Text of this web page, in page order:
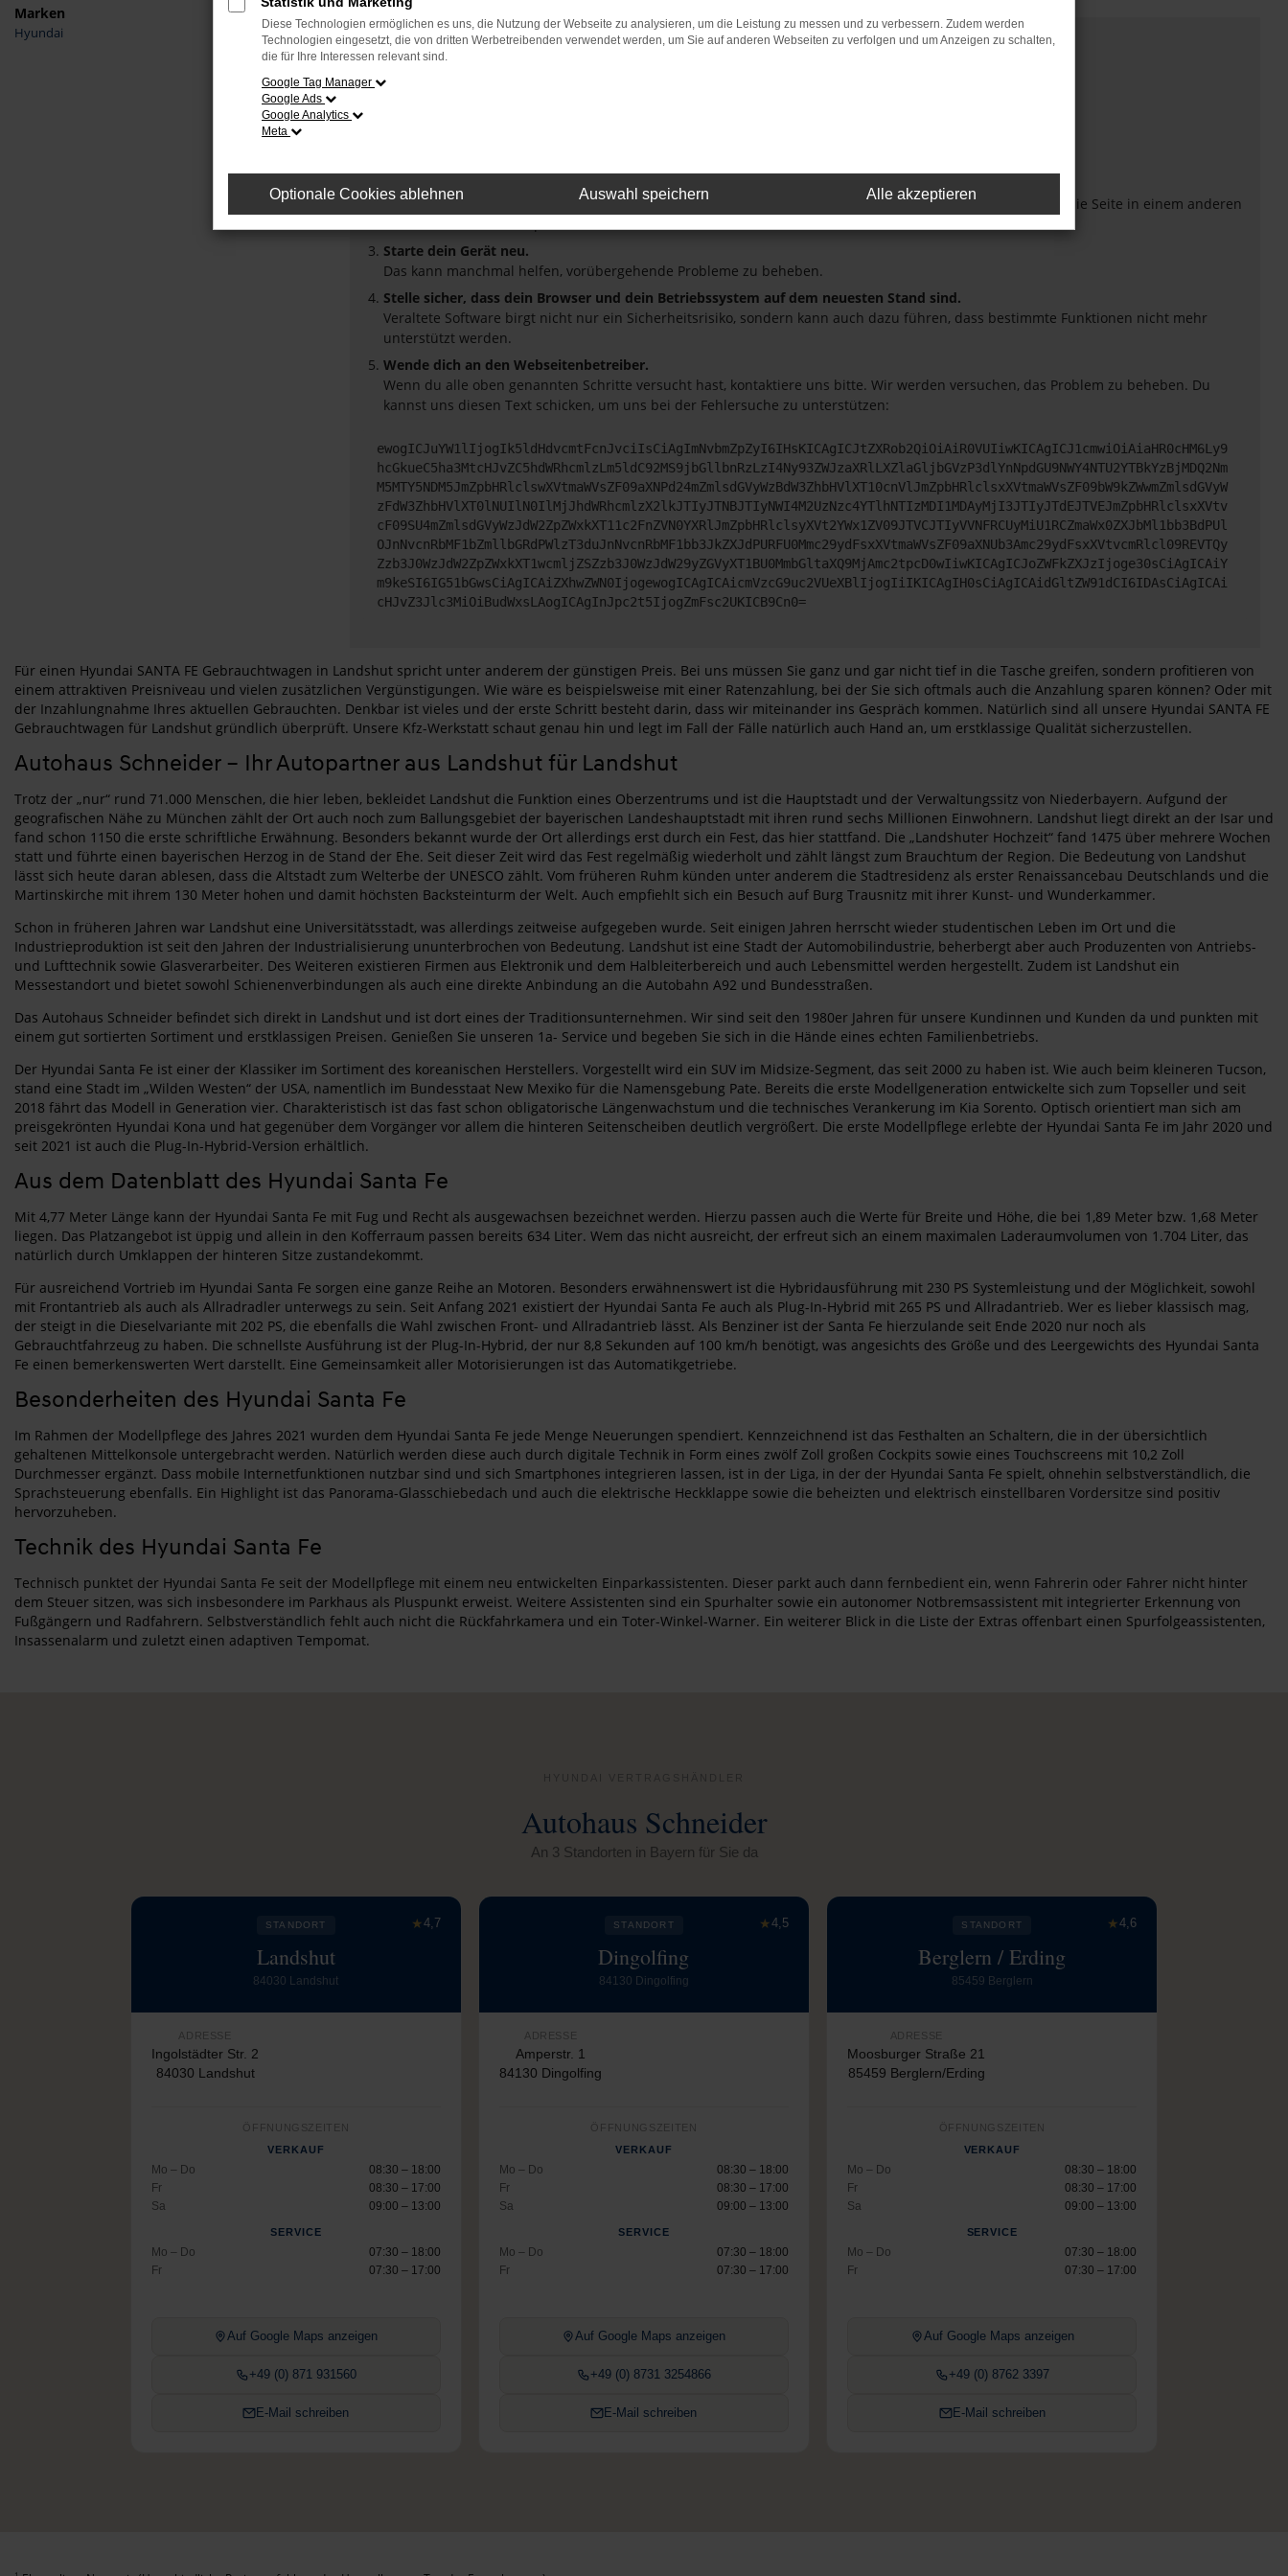
Marken
Hyundai Fehler: Network Error
Beim Laden ist ein Fehler aufgetreten.
Prüfe deine Browsererweiterungen.
Manche Erweiterungen, wie Werbeblocker, können das Laden bestimmter Seiten verhindern. Funktioniert die Seite in einem anderen
Starte dein Gerät neu.
Das kann manchmal helfen, vorübergehende Probleme zu beheben.
Stelle sicher, dass dein Browser und dein Betriebssystem auf dem neuesten Stand sind.
Veraltete Software birgt nicht nur ein Sicherheitsrisiko, sondern kann auch dazu führen, dass bestimmte Funktionen nicht mehr
unterstützt werden.
Wende dich an den Webseitenbetreiber.
Wenn du alle oben genannten Schritte versucht hast, kontaktiere uns bitte. Wir werden versuchen, das Problem zu beheben. Du
kannst uns diesen Text schicken, um uns bei der Fehlersuche zu unterstützen:
ewogICJuYW1lIjogIk5ldHdvcmtFcnJvciIsCiAgImNvbmZpZyI6IHsKICAgICJtZXRob2QiOiAiR0VUIiwKICAgICJ1cmwiOiAiaHR0cHM6Ly9
hcGkueC5ha3MtcHJvZC5hdWRhcmlzLm5ldC92MS9jbGllbnRzLzI4Ny93ZWJzaXRlLXZlaGljbGVzP3dlYnNpdGU9NWY4NTU2YTBkYzBjMDQ2Nm
M5MTY5NDM5JmZpbHRlclswXVtmaWVsZF09aXNPd24mZmlsdGVyWzBdW3ZhbHVlXT10cnVlJmZpbHRlclsxXVtmaWVsZF09bW9kZWwmZmlsdGVyW
zFdW3ZhbHVlXT0lNUIlN0IlMjJhdWRhcmlzX2lkJTIyJTNBJTIyNWI4M2UzNzc4YTlhNTIzMDI1MDAyMjI3JTIyJTdEJTVEJmZpbHRlclsxXVtv
cF09SU4mZmlsdGVyWzJdW2ZpZWxkXT11c2FnZVN0YXRlJmZpbHRlclsyXVt2YWx1ZV09JTVCJTIyVVNFRCUyMiU1RCZmaWx0ZXJbMl1bb3BdPUl
OJnNvcnRbMF1bZmllbGRdPWlzT3duJnNvcnRbMF1bb3JkZXJdPURFU0Mmc29ydFsxXVtmaWVsZF09aXNUb3Amc29ydFsxXVtvcmRlcl09REVTQy
Zzb3J0WzJdW2ZpZWxkXT1wcmljZSZzb3J0WzJdW29yZGVyXT1BU0MmbGltaXQ9MjAmc2tpcD0wIiwKICAgICJoZWFkZXJzIjoge30sCiAgICAiY
m9keSI6IG51bGwsCiAgICAiZXhwZWN0IjogewogICAgICAicmVzcG9uc2VUeXBlIjogIiIKICAgIH0sCiAgICAidGltZW91dCI6IDAsCiAgICAi
cHJvZ3Jlc3MiOiBudWxsLAogICAgInJpc2t5IjogZmFsc2UKICB9Cn0=
Für einen Hyundai SANTA FE Gebrauchtwagen in Landshut spricht unter anderem der günstigen Preis. Bei uns müssen Sie ganz und gar nicht tief in die Tasche greifen, sondern profitieren von
einem attraktiven Preisniveau und vielen zusätzlichen Vergünstigungen. Wie wäre es beispielsweise mit einer Ratenzahlung, bei der Sie sich oftmals auch die Anzahlung sparen können? Oder mit
der Inzahlungnahme Ihres aktuellen Gebrauchten. Denkbar ist vieles und der erste Schritt besteht darin, dass wir miteinander ins Gespräch kommen. Natürlich sind all unsere Hyundai SANTA FE
Gebrauchtwagen für Landshut gründlich überprüft. Unsere Kfz-Werkstatt schaut genau hin und legt im Fall der Fälle natürlich auch Hand an, um erstklassige Qualität sicherzustellen.
Autohaus Schneider – Ihr Autopartner aus Landshut für Landshut
Trotz der „nur“ rund 71.000 Menschen, die hier leben, bekleidet Landshut die Funktion eines Oberzentrums und ist die Hauptstadt und der Verwaltungssitz von Niederbayern. Aufgund der
geografischen Nähe zu München zählt der Ort auch noch zum Ballungsgebiet der bayerischen Landeshauptstadt mit ihren rund sechs Millionen Einwohnern. Landshut liegt direkt an der Isar und
fand schon 1150 die erste schriftliche Erwähnung. Besonders bekannt wurde der Ort allerdings erst durch ein Fest, das hier stattfand. Die „Landshuter Hochzeit“ fand 1475 über mehrere Wochen
statt und führte einen bayerischen Herzog in de Stand der Ehe. Seit dieser Zeit wird das Fest regelmäßig wiederholt und zählt längst zum Brauchtum der Region. Die Bedeutung von Landshut
lässt sich heute daran ablesen, dass die Altstadt zum Welterbe der UNESCO zählt. Vom früheren Ruhm künden unter anderem die Stadtresidenz als erster Renaissancebau Deutschlands und die
Martinskirche mit ihrem 130 Meter hohen und damit höchsten Backsteinturm der Welt. Auch empfiehlt sich ein Besuch auf Burg Trausnitz mit ihrer Kunst- und Wunderkammer.
Schon in früheren Jahren war Landshut eine Universitätsstadt, was allerdings zeitweise aufgegeben wurde. Seit einigen Jahren herrscht wieder studentischen Leben im Ort und die
Industrieproduktion ist seit den Jahren der Industrialisierung ununterbrochen von Bedeutung. Landshut ist eine Stadt der Automobilindustrie, beherbergt aber auch Produzenten von Antriebs-
und Lufttechnik sowie Glasverarbeiter. Des Weiteren existieren Firmen aus Elektronik und dem Halbleiterbereich und auch Lebensmittel werden hergestellt. Zudem ist Landshut ein
Messestandort und bietet sowohl Schienenverbindungen als auch eine direkte Anbindung an die Autobahn A92 und Bundesstraßen.
Das Autohaus Schneider befindet sich direkt in Landshut und ist dort eines der Traditionsunternehmen. Wir sind seit den 1980er Jahren für unsere Kundinnen und Kunden da und punkten mit
einem gut sortierten Sortiment und erstklassigen Preisen. Genießen Sie unseren 1a- Service und begeben Sie sich in die Hände eines echten Familienbetriebs.
Der Hyundai Santa Fe ist einer der Klassiker im Sortiment des koreanischen Herstellers. Vorgestellt wird ein SUV im Midsize-Segment, das seit 2000 zu haben ist. Wie auch beim kleineren Tucson,
stand eine Stadt im „Wilden Westen“ der USA, namentlich im Bundesstaat New Mexiko für die Namensgebung Pate. Bereits die erste Modellgeneration entwickelte sich zum Topseller und seit
2018 fährt das Modell in Generation vier. Charakteristisch ist das fast schon obligatorische Längenwachstum und die technisches Verankerung im Kia Sorento. Optisch orientiert man sich am
preisgekrönten Hyundai Kona und hat gegenüber dem Vorgänger vor allem die hinteren Seitenscheiben deutlich vergrößert. Die erste Modellpflege erlebte der Hyundai Santa Fe im Jahr 2020 und
seit 2021 ist auch die Plug-In-Hybrid-Version erhältlich.
Aus dem Datenblatt des Hyundai Santa Fe
Mit 4,77 Meter Länge kann der Hyundai Santa Fe mit Fug und Recht als ausgewachsen bezeichnet werden. Hierzu passen auch die Werte für Breite und Höhe, die bei 1,89 Meter bzw. 1,68 Meter
liegen. Das Platzangebot ist üppig und allein in den Kofferraum passen bereits 634 Liter. Wem das nicht ausreicht, der erfreut sich an einem maximalen Laderaumvolumen von 1.704 Liter, das
natürlich durch Umklappen der hinteren Sitze zustandekommt.
Für ausreichend Vortrieb im Hyundai Santa Fe sorgen eine ganze Reihe an Motoren. Besonders erwähnenswert ist die Hybridausführung mit 230 PS Systemleistung und der Möglichkeit, sowohl
mit Frontantrieb als auch als Allradradler unterwegs zu sein. Seit Anfang 2021 existiert der Hyundai Santa Fe auch als Plug-In-Hybrid mit 265 PS und Allradantrieb. Wer es lieber klassisch mag,
der steigt in die Dieselvariante mit 202 PS, die ebenfalls die Wahl zwischen Front- und Allradantrieb lässt. Als Benziner ist der Santa Fe hierzulande seit Ende 2020 nur noch als
Gebrauchtfahrzeug zu haben. Die schnellste Ausführung ist der Plug-In-Hybrid, der nur 8,8 Sekunden auf 100 km/h benötigt, was angesichts des Größe und des Leergewichts des Hyundai Santa
Fe einen bemerkenswerten Wert darstellt. Eine Gemeinsamkeit aller Motorisierungen ist das Automatikgetriebe.
Besonderheiten des Hyundai Santa Fe
Im Rahmen der Modellpflege des Jahres 2021 wurden dem Hyundai Santa Fe jede Menge Neuerungen spendiert. Kennzeichnend ist das Festhalten an Schaltern, die in der übersichtlich
gehaltenen Mittelkonsole untergebracht werden. Natürlich werden diese auch durch digitale Technik in Form eines zwölf Zoll großen Cockpits sowie eines Touchscreens mit 10,2 Zoll
Durchmesser ergänzt. Dass mobile Internetfunktionen nutzbar sind und sich Smartphones integrieren lassen, ist in der Liga, in der der Hyundai Santa Fe spielt, ohnehin selbstverständlich, die
Sprachsteuerung ebenfalls. Ein Highlight ist das Panorama-Glasschiebedach und auch die elektrische Heckklappe sowie die beheizten und elektrisch einstellbaren Vordersitze sind positiv
hervorzuheben.
Technik des Hyundai Santa Fe
Technisch punktet der Hyundai Santa Fe seit der Modellpflege mit einem neu entwickelten Einparkassistenten. Dieser parkt auch dann fernbedient ein, wenn Fahrerin oder Fahrer nicht hinter
dem Steuer sitzen, was sich insbesondere im Parkhaus als Pluspunkt erweist. Weitere Assistenten sind ein Spurhalter sowie ein autonomer Notbremsassistent mit integrierter Erkennung von
Fußgängern und Radfahrern. Selbstverständlich fehlt auch nicht die Rückfahrkamera und ein Toter-Winkel-Warner. Ein weiterer Blick in die Liste der Extras offenbart einen Spurfolgeassistenten,
Insassenalarm und zuletzt einen adaptiven Tempomat.
Autohaus Schneider
An 3 Standorten in Bayern für Sie da
★4,7
STANDORT
Landshut
84030 Landshut
ADRESSE
Ingolstädter Str. 2
84030 Landshut
ÖFFNUNGSZEITEN
VERKAUF
Mo – Do
08:30 – 18:00
Fr
08:30 – 17:00
Sa
09:00 – 13:00
SERVICE
Mo – Do
07:30 – 18:00
Fr
07:30 – 17:00
Auf Google Maps anzeigen
+49 (0) 871 931560
E-Mail schreiben
★4,5
STANDORT
Dingolfing
84130 Dingolfing
ADRESSE
Amperstr. 1
84130 Dingolfing
ÖFFNUNGSZEITEN
VERKAUF
Mo – Do
08:30 – 18:00
Fr
08:30 – 17:00
Sa
09:00 – 13:00
SERVICE
Mo – Do
07:30 – 18:00
Fr
07:30 – 17:00
Auf Google Maps anzeigen
+49 (0) 8731 3254866
E-Mail schreiben
★4,6
STANDORT
Berglern / Erding
85459 Berglern
ADRESSE
Moosburger Straße 21
85459 Berglern/Erding
ÖFFNUNGSZEITEN
VERKAUF
Mo – Do
08:30 – 18:00
Fr
08:30 – 17:00
Sa
09:00 – 13:00
SERVICE
Mo – Do
07:30 – 18:00
Fr
07:30 – 17:00
Auf Google Maps anzeigen
+49 (0) 8762 3397
E-Mail schreiben
Diese Technologien ermöglichen es uns, die Nutzung der Webseite zu analysieren, um die Leistung zu messen und zu verbessern. Zudem werden
Technologien eingesetzt, die von dritten Werbetreibenden verwendet werden, um Sie auf anderen Webseiten zu verfolgen und um Anzeigen zu schalten,
die für Ihre Interessen relevant sind.
Google Tag Manager
Google Ads
Google Analytics
Meta
Optionale Cookies ablehnen Auswahl speichern Alle akzeptieren